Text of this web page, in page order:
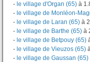
- le village d'Organ (65) à
- le village de Monléon-
- le village de Laran (65) à
- le village de Barthe (65) à
- le village de Betpouy (65)
- le village de Vieuzos (65)
- le village de Gaussan (65)